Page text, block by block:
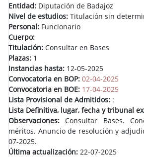
Entidad: Diputación de Badajoz
Nivel de estudios: Titulación sin
Personal: Funcionario
Cuerpo:
Titulación: Consultar en Bases
Plazas: 1
Instancias hasta: 12-05-2025
Convocatoria en BOP: 02-04-2025
Convocatoria en BOE: 17-04-2025
Lista Provisional de Admitidos: :
Lista Definitiva, lugar, fecha y tribunal
Observaciones: Consultar Bases.
méritos. Anuncio de resolución y
07-2025.
Última actualización: 22-07-2025